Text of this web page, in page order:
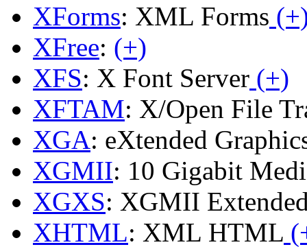
XForms: XML Forms
XFree: (+)
XFS: X Font Server (+)
XFTAM: X/Open File
XGA: eXtended
XGMII: 10 Gigabit
XGXS: XGMII
XHTML: XML HTML